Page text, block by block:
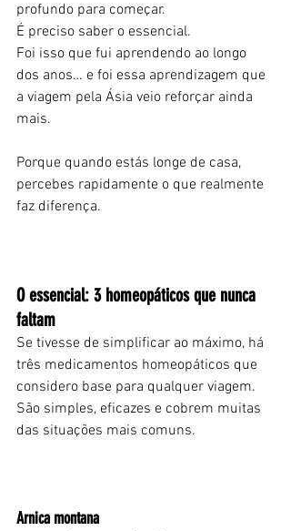
profundo para começar.
É preciso saber o essencial.
Foi isso que fui aprendendo ao longo
dos anos… e foi essa aprendizagem que
a viagem pela Ásia veio reforçar ainda
mais.
Porque quando estás longe de casa,
percebes rapidamente o que realmente
faz diferença.
O essencial: 3 homeopáticos que nunca
faltam
Se tivesse de simplificar ao máximo, há
três medicamentos homeopáticos que
considero base para qualquer viagem.
São simples, eficazes e cobrem muitas
das situações mais comuns.
Arnica montana